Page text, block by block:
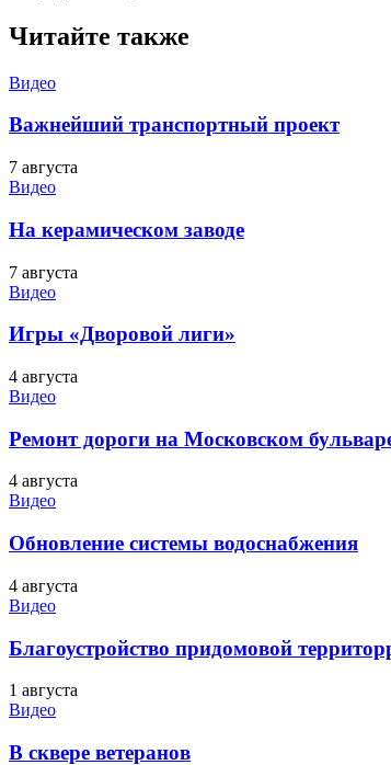
Читайте также
Видео
Важнейший транспортный проект
7 августа
Видео
На керамическом заводе
7 августа
Видео
Игры «Дворовой лиги»
4 августа
Видео
Ремонт дороги на Московском
4 августа
Видео
Обновление системы водоснабжения
4 августа
Видео
Благоустройство придомовой
1 августа
Видео
В сквере ветеранов